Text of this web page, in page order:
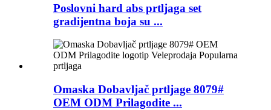
Poslovni hard abs prtljaga set
gradijentna boja su ...
Omaska ​​Dobavljač prtljage 8079#
OEM ODM Prilagodite ...